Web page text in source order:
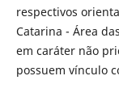
respectivos
Catarina - Área
em caráter não
possuem vínculo